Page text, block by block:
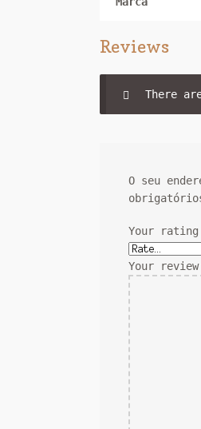
Reviews
There
O seu
Your rating
Your review